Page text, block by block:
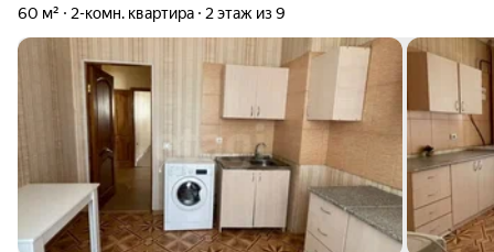
60 м² 2-комн. квартира 2 этаж из 9